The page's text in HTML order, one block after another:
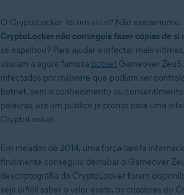
O CryptoLocker foi um vírus? Não exatamente.
CryptoLocker não conseguia fazer cópias de si
se espalhou? Para ajudar a infectar mais
usaram a agora famosa botnetGameover
infectados por malware que podiam ser
botnet, sem o conhecimento ou
palavras, era um público já pronto para uma
CryptoLocker.
Em meados de 2014, uma força-tarefa
finalmente conseguiu derrubar o Gameover
descriptografia do CryptoLocker foram
seja difícil saber o valor exato, os criadores do